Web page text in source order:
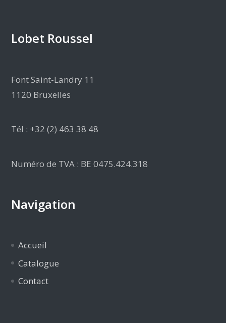
Lobet Roussel
Font Saint-Landry 11
1120 Bruxelles
Tél : +32 (2) 463 38 48
Numéro de TVA : BE 0475.424.318
Navigation
Accueil
Catalogue
Contact